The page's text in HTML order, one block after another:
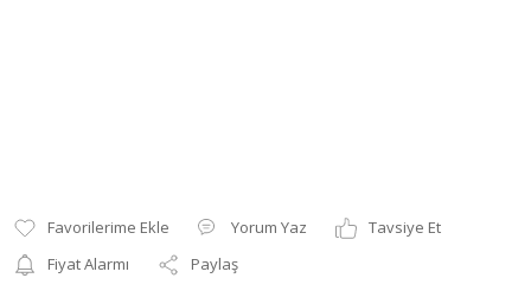
Yorum Yaz
Tavsiye Et
Fiyat Alarmı
Paylaş